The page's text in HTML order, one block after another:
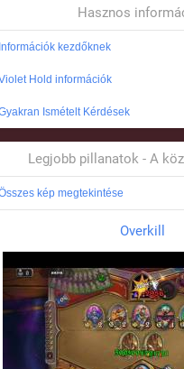
Hasznos
Információk kezdőknek
Hold információk
Ismételt Kérdések
Legjobb pillanatok - A
kép megtekintése
Overkill